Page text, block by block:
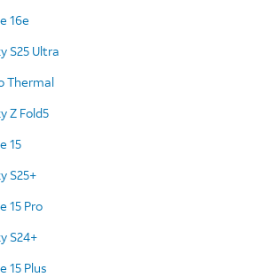
16e
S25 Ultra
Thermal
Z Fold5
15
S25+
15 Pro
S24+
15 Plus